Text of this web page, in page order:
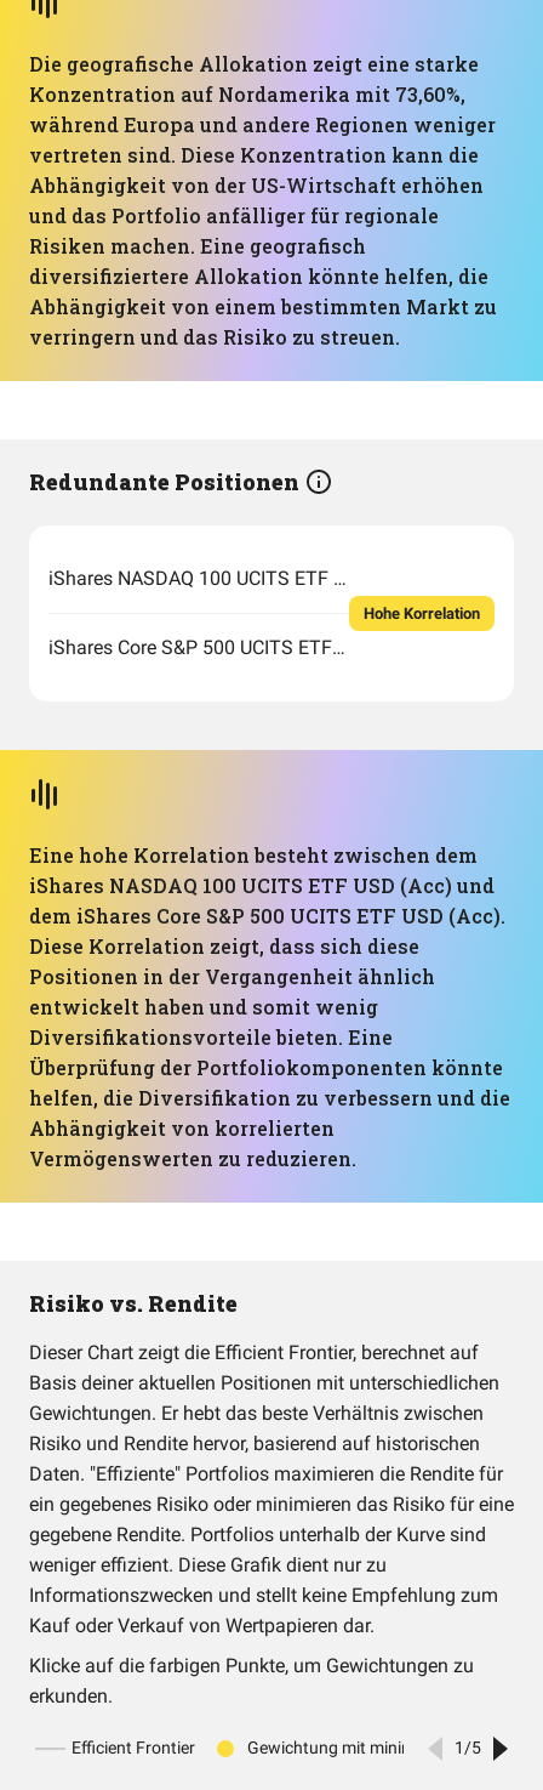
Die geografische Allokation zeigt eine starke
Konzentration auf Nordamerika mit 73,60%,
während Europa und andere Regionen weniger
vertreten sind. Diese Konzentration kann die
Abhängigkeit von der US-Wirtschaft erhöhen
und das Portfolio anfälliger für regionale
Risiken machen. Eine geografisch
diversifiziertere Allokation könnte helfen, die
Abhängigkeit von einem bestimmten Markt zu
verringern und das Risiko zu streuen.
Redundante Positionen
iShares NASDAQ 100 UCITS ETF USD (Acc)
iShares Core S&P 500 UCITS ETF USD (Acc)
Hohe Korrelation
Eine hohe Korrelation besteht zwischen dem
iShares NASDAQ 100 UCITS ETF USD (Acc) und
dem iShares Core S&P 500 UCITS ETF USD (Acc).
Diese Korrelation zeigt, dass sich diese
Positionen in der Vergangenheit ähnlich
entwickelt haben und somit wenig
Diversifikationsvorteile bieten. Eine
Überprüfung der Portfoliokomponenten könnte
helfen, die Diversifikation zu verbessern und die
Abhängigkeit von korrelierten
Vermögenswerten zu reduzieren.
Risiko vs. Rendite
Dieser Chart zeigt die Efficient Frontier, berechnet auf
Basis deiner aktuellen Positionen mit unterschiedlichen
Gewichtungen. Er hebt das beste Verhältnis zwischen
Risiko und Rendite hervor, basierend auf historischen
Daten. "Effiziente" Portfolios maximieren die Rendite für
ein gegebenes Risiko oder minimieren das Risiko für eine
gegebene Rendite. Portfolios unterhalb der Kurve sind
weniger effizient. Diese Grafik dient nur zu
Informationszwecken und stellt keine Empfehlung zum
Kauf oder Verkauf von Wertpapieren dar.
Klicke auf die farbigen Punkte, um Gewichtungen zu
erkunden.